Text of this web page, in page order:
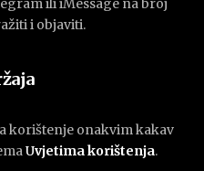
ili iMessage na broj
i objaviti.
korištenje onakvim kakav
Uvjetima korištenja.